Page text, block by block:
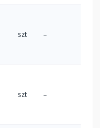
szt –
szt –